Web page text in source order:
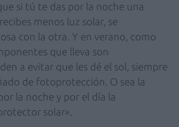
si tú te das por la noche una
menos luz solar, se
con la otra. Y en verano, como
que lleva son
a evitar que les dé el sol, siempre
de fotoprotección. O sea la
la noche y por el día la
solar».